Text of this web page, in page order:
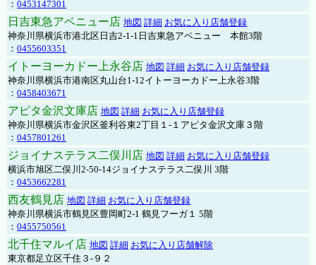
： 0453147301
日吉東急アベニュー店 地図 詳細 お気に入り店舗登録
神奈川県横浜市港北区日吉2-1-1日吉東急アベニュー 本館3階
： 0455603351
イトーヨーカドー上永谷店 地図 詳細 お気に入り店舗登録
神奈川県横浜市港南区丸山台1-12イトーヨーカドー上永谷3階
： 0458403671
アピタ金沢文庫店 地図 詳細 お気に入り店舗登録
神奈川県横浜市金沢区釜利谷東2丁目１-１アピタ金沢文庫３階
： 0457801261
ジョイナステラス二俣川店 地図 詳細 お気に入り店舗登録
横浜市旭区二俣川2-50-14ジョイナステラス二俣川 3階
： 0453662281
西友鶴見店 地図 詳細 お気に入り店舗登録
神奈川県横浜市鶴見区豊岡町2-1 鶴見フーガ１ 5階
： 0455750561
北千住マルイ店 地図 詳細 お気に入り店舗解除
東京都足立区千住３-９２